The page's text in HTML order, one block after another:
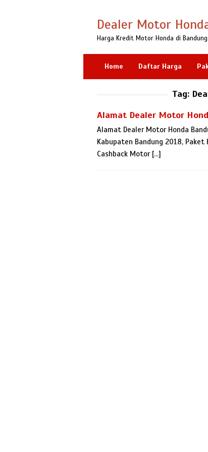
kontenDealer Motor
Harga Kredit Motor Honda di
Home Daftar Harga
Tag:
Alamat Dealer Motor
Alamat Dealer Motor Honda
Kabupaten Bandung 2018, Paket
Cashback Motor […]